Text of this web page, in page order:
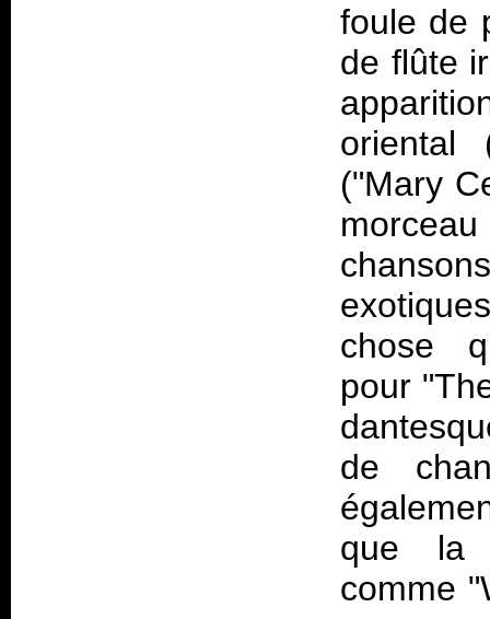
foule de
de flûte
oriental
("Mary
chose
pour
de
que la
comme